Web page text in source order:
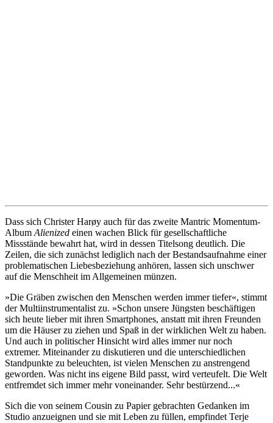
Dass sich Christer Harøy auch für das zweite Mantric Momentum-
Album Alienized einen wachen Blick für gesellschaftliche
Missstände bewahrt hat, wird in dessen Titelsong deutlich. Die
Zeilen, die sich zunächst lediglich nach der Bestandsaufnahme einer
problematischen Liebesbeziehung anhören, lassen sich unschwer
auf die Menschheit im Allgemeinen münzen.
»Die Gräben zwischen den Menschen werden immer tiefer«, stimmt
der Multiinstrumentalist zu. »Schon unsere Jüngsten beschäftigen
sich heute lieber mit ihren Smartphones, anstatt mit ihren Freunden
um die Häuser zu ziehen und Spaß in der wirklichen Welt zu haben.
Und auch in politischer Hinsicht wird alles immer nur noch
extremer. Miteinander zu diskutieren und die unterschiedlichen
Standpunkte zu beleuchten, ist vielen Menschen zu anstrengend
geworden. Was nicht ins eigene Bild passt, wird verteufelt. Die Welt
entfremdet sich immer mehr voneinander. Sehr bestürzend...«
Sich die von seinem Cousin zu Papier gebrachten Gedanken im
Studio anzueignen und sie mit Leben zu füllen, empfindet Terje